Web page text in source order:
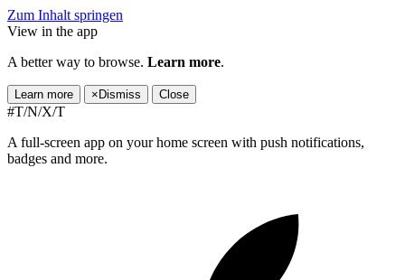
Zum Inhalt springen
View in the app
A better way to browse. Learn more.
Learn more × Dismiss Close
#T/N/X/T
A full-screen app on your home screen with push notifications,
badges and more.